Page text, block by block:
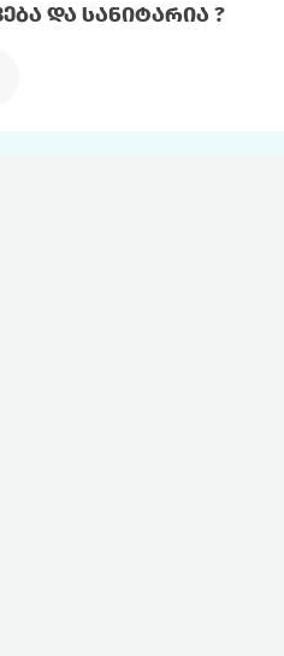
და სანიტარია ?